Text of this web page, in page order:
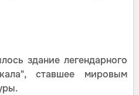
здание легендарного
ставшее мировым